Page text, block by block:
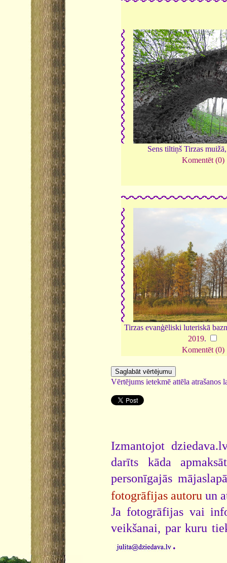
Sens tiltiņš Tirzas
Komentēt (0)
Tirzas evanģēliski luteriskā
2019.
Komentēt (0)
Vērtējums ietekmē attēla atrašanos
Izmantojot
darīts kāda
personīgajās
fotogrāfijas autoru un
Ja fotogrāfijas vai
veikšanai, par kuru
.